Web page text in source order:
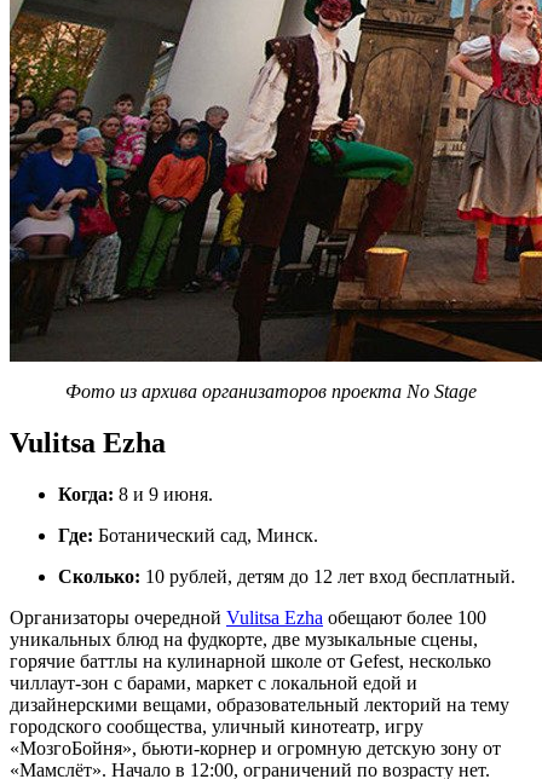
Фото из архива организаторов проекта No Stage
Vulitsa Ezha
Когда: 8 и 9 июня.
Где: Ботанический сад, Минск.
Сколько: 10 рублей, детям до 12 лет вход бесплатный.
Организаторы очередной Vulitsa Ezha обещают более 100
уникальных блюд на фудкорте, две музыкальные сцены,
горячие баттлы на кулинарной школе от Gefest, несколько
чиллаут-зон с барами, маркет с локальной едой и
дизайнерскими вещами, образовательный лекторий на тему
городского сообщества, уличный кинотеатр, игру
«МозгоБойня», бьюти-корнер и огромную детскую зону от
«Мамслёт». Начало в 12:00, ограничений по возрасту нет.